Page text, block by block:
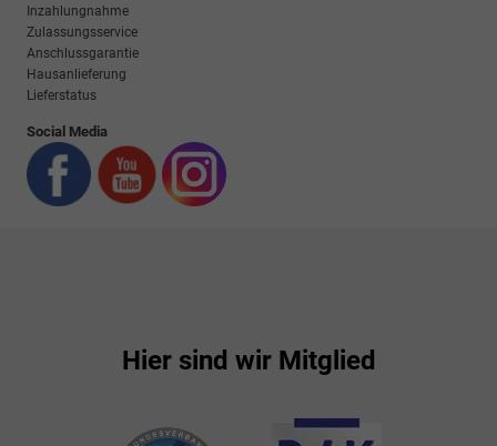
Inzahlungnahme
Zulassungsservice
Anschlussgarantie
Hausanlieferung
Lieferstatus
Social Media
Hier sind wir Mitglied